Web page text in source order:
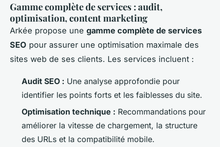
Gamme complète de services : audit,
optimisation, content marketing
Arkée propose une gamme complète de services
SEO pour assurer une optimisation maximale des
sites web de ses clients. Les services incluent :
Audit SEO : Une analyse approfondie pour
identifier les points forts et les faiblesses du site.
Optimisation technique : Recommandations pour
améliorer la vitesse de chargement, la structure
des URLs et la compatibilité mobile.